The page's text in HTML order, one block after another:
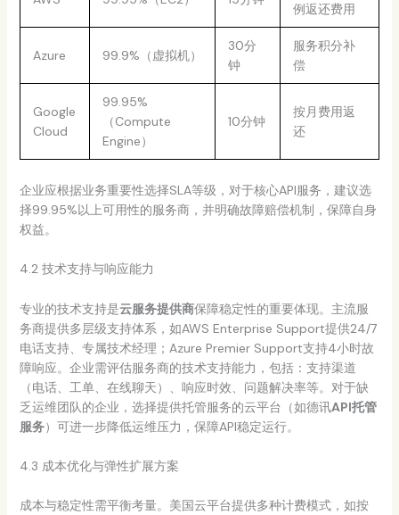
例返还费用
Azure 99.9%（虚拟机）
30分
钟
服务积分补
偿
Google
Cloud
99.95%
（Compute
Engine）
10分钟
按月费用返
还
企业应根据业务重要性选择SLA等级，对于核心API服务，建议选
择99.95%以上可用性的服务商，并明确故障赔偿机制，保障自身
权益。
4.2 技术支持与响应能力
专业的技术支持是云服务提供商保障稳定性的重要体现。主流服
务商提供多层级支持体系，如AWS Enterprise Support提供24/7
电话支持、专属技术经理；Azure Premier Support支持4小时故
障响应。企业需评估服务商的技术支持能力，包括：支持渠道
（电话、工单、在线聊天）、响应时效、问题解决率等。对于缺
乏运维团队的企业，选择提供托管服务的云平台（如德讯API托管
服务）可进一步降低运维压力，保障API稳定运行。
4.3 成本优化与弹性扩展方案
成本与稳定性需平衡考量。美国云平台提供多种计费模式，如按